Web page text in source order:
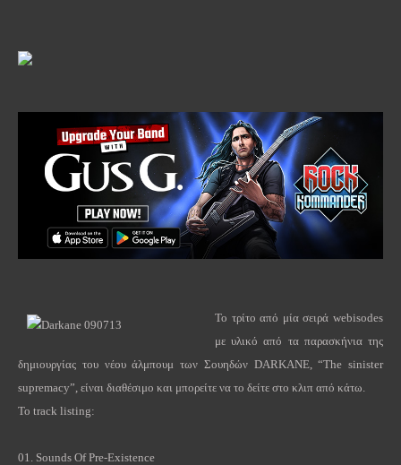
To τρίτο από μία σειράwebisodes
με υλικό από τα παρασκήνια της
δημιουργίας του νέου άλμπουμ των Σουηδών DARKANE, “The sinister
supremacy”, είναι διαθέσιμο και μπορείτε να το δείτε στο κλιπ από κάτω.
Το track listing:
01. Sounds Of Pre-Existence